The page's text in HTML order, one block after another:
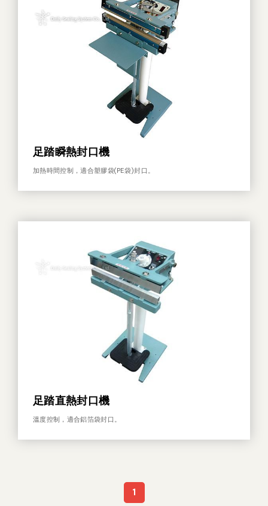
特製封口機
足踏瞬熱封口機
加熱時間控制，適合塑膠袋(PE袋)封口。
足踏直熱封口機
溫度控制，適合鋁箔袋封口。
1